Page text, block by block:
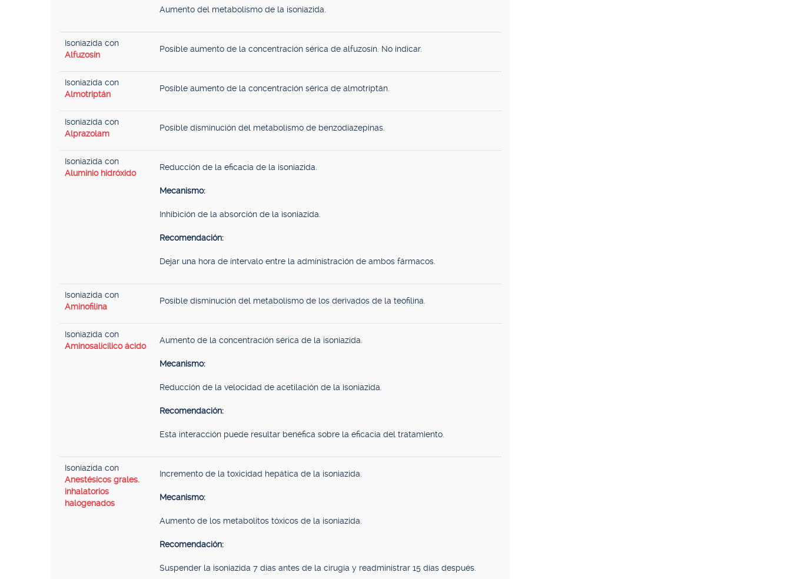
Aumento del metabolismo de la isoniazida.
Isoniazida con
Alfuzosín
Posible aumento de la concentración sérica de alfuzosín. No indicar.
Isoniazida con
Almotriptán
Posible aumento de la concentración sérica de almotriptán.
Isoniazida con
Alprazolam
Posible disminución del metabolismo de benzodiazepinas.
Isoniazida con
Aluminio hidróxido
Reducción de la eficacia de la isoniazida.
Mecanismo:
Inhibición de la absorción de la isoniazida.
Recomendación:
Dejar una hora de intervalo entre la administración de ambos fármacos.
Isoniazida con
Aminofilina
Posible disminución del metabolismo de los derivados de la teofilina.
Isoniazida con
Aminosalicílico ácido
Aumento de la concentración sérica de la isoniazida.
Mecanismo:
Reducción de la velocidad de acetilación de la isoniazida.
Recomendación:
Esta interacción puede resultar benéfica sobre la eficacia del tratamiento.
Isoniazida con
Anestésicos grales.
inhalatorios
halogenados
Incremento de la toxicidad hepática de la isoniazida.
Mecanismo:
Aumento de los metabolitos tóxicos de la isoniazida.
Recomendación:
Suspender la isoniazida 7 días antes de la cirugía y readministrar 15 días después.